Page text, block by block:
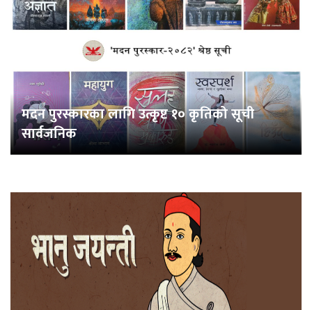
मदन पुरस्कारका लागि उत्कृष्ट १० कृतिको सूची
सार्वजनिक